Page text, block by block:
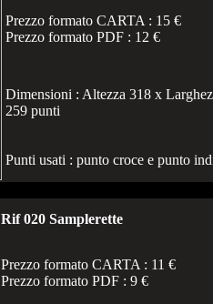
Prezzo formato CARTA : 15 €
Prezzo formato PDF : 12 €
Dimensioni : Altezza 318 x
259 punti
Punti usati : punto croce e punto
Rif 020 Samplerette
Prezzo formato CARTA : 11 €
Prezzo formato PDF : 9 €